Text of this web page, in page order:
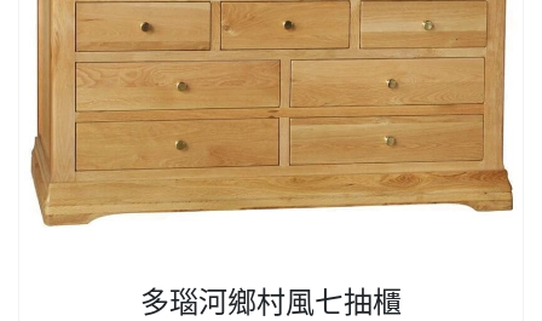
多瑙河鄉村風七抽櫃